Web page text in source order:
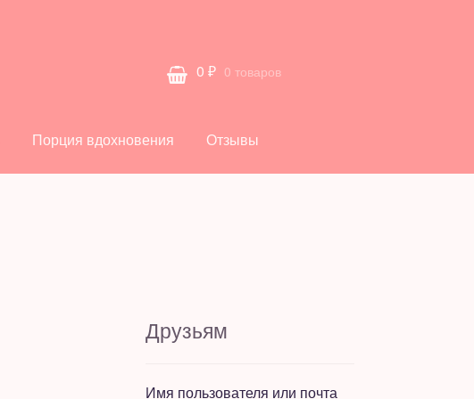
Порция вдохновения Отзывы
0 ₽ 0 товаров
Друзьям
Имя пользователя или почта